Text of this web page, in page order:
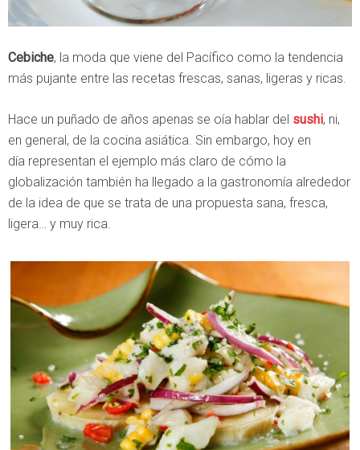
Cebiche, la moda que viene del Pacífico como la tendencia
más pujante entre las recetas frescas, sanas, ligeras y ricas.
Hace un puñado de años apenas se oía hablar del sushi, ni,
en general, de la cocina asiática. Sin embargo, hoy en
día representan el ejemplo más claro de cómo la
globalización también ha llegado a la gastronomía alrededor
de la idea de que se trata de una propuesta sana, fresca,
ligera… y muy rica.